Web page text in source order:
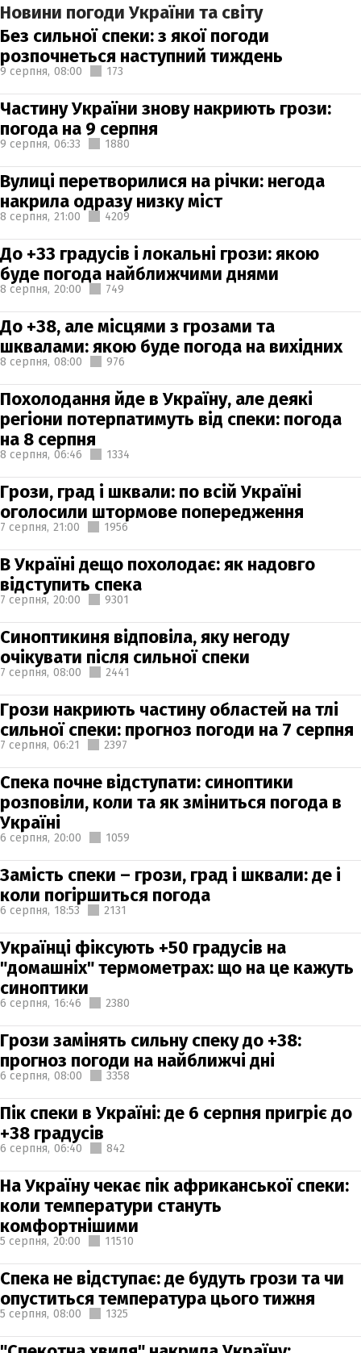
Новини погоди України та світу
Без сильної спеки: з якої погоди
розпочнеться наступний тиждень
9 серпня, 08:00 173
Частину України знову накриють грози:
погода на 9 серпня
9 серпня, 06:33 1880
Вулиці перетворилися на річки: негода
накрила одразу низку міст
8 серпня, 21:00 4209
До +33 градусів і локальні грози: якою
буде погода найближчими днями
8 серпня, 20:00 749
До +38, але місцями з грозами та
шквалами: якою буде погода на вихідних
8 серпня, 08:00 976
Похолодання йде в Україну, але деякі
регіони потерпатимуть від спеки: погода
на 8 серпня
8 серпня, 06:46 1334
Грози, град і шквали: по всій Україні
оголосили штормове попередження
7 серпня, 21:00 1956
В Україні дещо похолодає: як надовго
відступить спека
7 серпня, 20:00 9301
Синоптикиня відповіла, яку негоду
очікувати після сильної спеки
7 серпня, 08:00 2441
Грози накриють частину областей на тлі
сильної спеки: прогноз погоди на 7 серпня
7 серпня, 06:21 2397
Спека почне відступати: синоптики
розповіли, коли та як зміниться погода в
Україні
6 серпня, 20:00 1059
Замість спеки – грози, град і шквали: де і
коли погіршиться погода
6 серпня, 18:53 2131
Українці фіксують +50 градусів на
"домашніх" термометрах: що на це кажуть
синоптики
6 серпня, 16:46 2380
Грози замінять сильну спеку до +38:
прогноз погоди на найближчі дні
6 серпня, 08:00 3358
Пік спеки в Україні: де 6 серпня пригріє до
+38 градусів
6 серпня, 06:40 842
На Україну чекає пік африканської спеки:
коли температури стануть
комфортнішими
5 серпня, 20:00 11510
Спека не відступає: де будуть грози та чи
опуститься температура цього тижня
5 серпня, 08:00 1325